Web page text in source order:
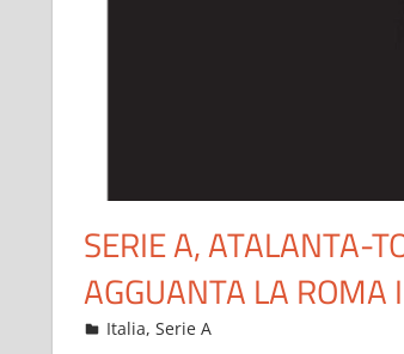
SERIE A, ATALANTA-
AGGUANTA LA ROMA
Settembre 2, 2022
admin
Italia,Serie A